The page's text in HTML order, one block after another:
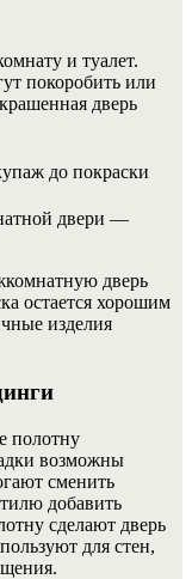
и туалет.
покоробить или
дверь
двери —
дверь
остается хорошим
изделия
полотну
возможны
сменить
добавить
сделают дверь
для стен,